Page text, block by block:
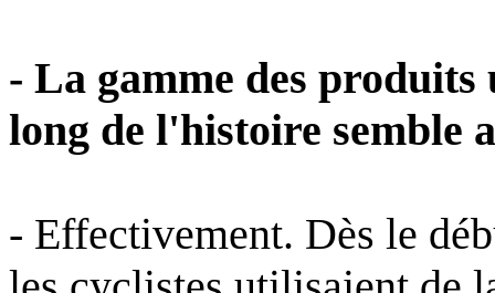
- La gamme des
long de l'histoire semble
- Effectivement. Dès le